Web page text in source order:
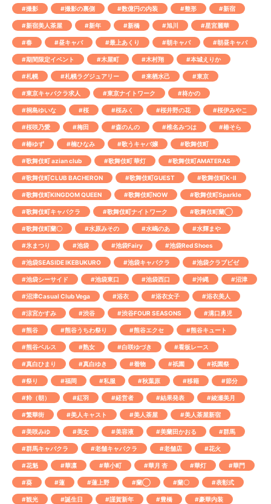
#撮影 #撮影の裏側 #数億円の内装 #整形 #新宿
#新宿美人茶屋 #新年 #新橋 #旭川 #星宮麗華
#春 #昼キャバ #最上あくり #朝キャバ #朝昼キャバ
#期間限定イベント #木屋町 #木村翔 #本城えりか
#札幌 #札幌ラグジュアリー #来栖水己 #東京
#東京キャバクラ求人 #東京ナイトワーク #柊かの
#桐島ゆいな #桜 #桜みく #桜井野の花 #桜伊みやこ
#桜咲乃愛 #梅田 #森のんの #椎名みつは #椿そら
#椿ゆず #楠ひなみ #歌うキャバ嬢 #歌舞伎町
#歌舞伎町 azian club #歌舞伎町 華灯 #歌舞伎町AMATERAS
#歌舞伎町CLUB BACHERON #歌舞伎町GUEST #歌舞伎町K-Ⅱ
#歌舞伎町KINGDOM QUEEN #歌舞伎町NOW #歌舞伎町Sparkle
#歌舞伎町キャバクラ #歌舞伎町ナイトワーク #歌舞伎町蘭◯
#歌舞伎町蘭〇 #水原みその #水嶋のあ #水輝まや
#氷まつり #池袋 #池袋Fairy #池袋Red Shoes
#池袋SEASIDE IKEBUKURO #池袋キャバクラ #池袋クラブビゼ
#池袋シーサイド #池袋東口 #池袋西口 #沖縄 #沼津
#沼津Casual Club Vega #浴衣 #浴衣女子 #浴衣美人
#涼宮かすみ #渋谷 #渋谷FOUR SEASONS #溝口勇児
#熊谷 #熊谷うちわ祭り #熊谷エクセ #熊谷キュート
#熊谷ベルス #熟女 #白咲ゆづき #看板レース
#真白ひまり #真白ゆき #着物 #祇園 #祇園祭
#祭り #福岡 #私服 #秋葉原 #移籍 #節分
#粋（朝） #紅羽 #経営者 #結果発表 #綾瀬美月
#繁華街 #美人キャスト #美人茶屋 #美人茶屋新宿
#美咲みゆ #美女 #美容液 #美蘭田かおる #群馬
#群馬キャバクラ #老舗キャバクラ #老舗店 #花火
#花魁 #華凛 #華小町 #華月 杏 #華灯 #華門
#葵 #蓮 #蓮上野 #蘭◯ #蘭〇 #表彰式
#観光 #誕生日 #謹賀新年 #豊橋 #豪華内装